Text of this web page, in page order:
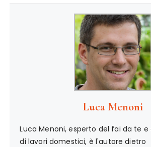
Luca Menoni
Luca Menoni, esperto del fai da te
di lavori domestici, è l'autore dietro